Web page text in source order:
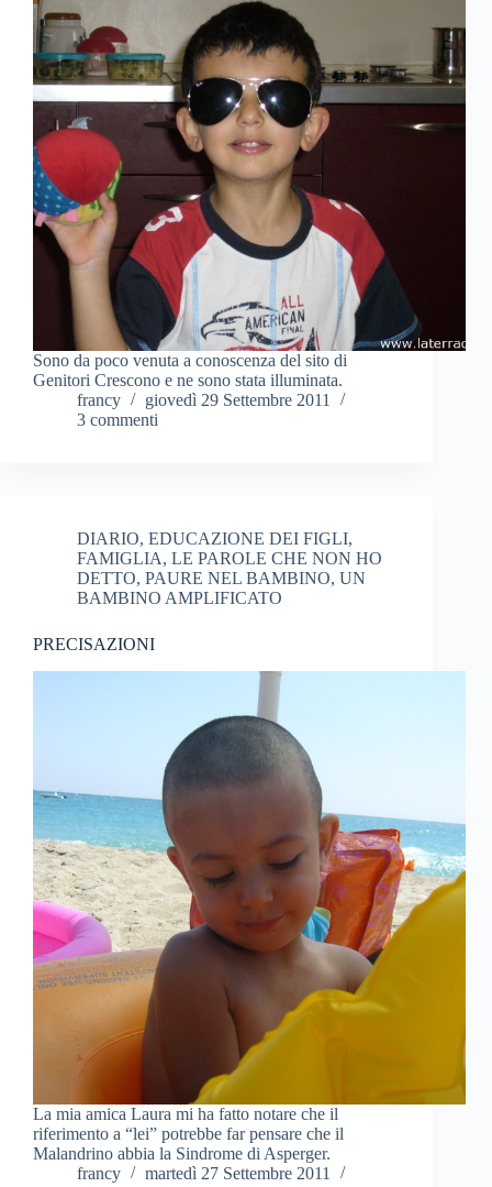
Sono da poco venuta a conoscenza del sito di
Genitori Crescono e ne sono stata illuminata.
francy
giovedì 29 Settembre 2011
3 commenti
DIARIO, EDUCAZIONE DEI FIGLI,
FAMIGLIA, LE PAROLE CHE NON HO
DETTO, PAURE NEL BAMBINO, UN
BAMBINO AMPLIFICATO
PRECISAZIONI
La mia amica Laura mi ha fatto notare che il
riferimento a “lei” potrebbe far pensare che il
Malandrino abbia la Sindrome di Asperger.
francy
martedì 27 Settembre 2011